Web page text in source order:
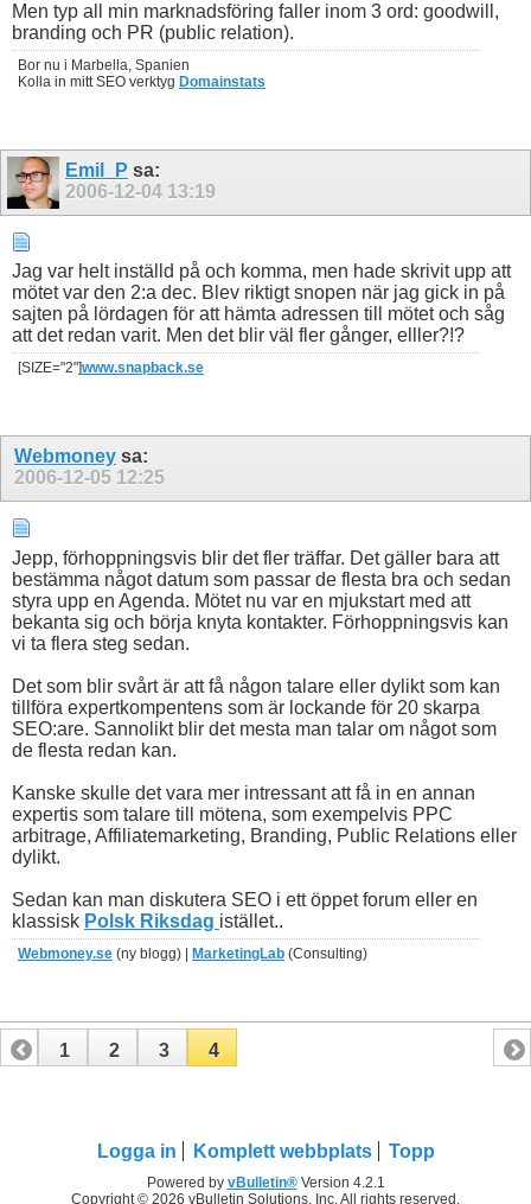
Men typ all min marknadsföring faller inom 3 ord: goodwill,
branding och PR (public relation).
Bor nu i Marbella, Spanien
Kolla in mitt SEO verktyg Domainstats
Emil_P sa:
2006-12-04 13:19
Jag var helt inställd på och komma, men hade skrivit upp att
mötet var den 2:a dec. Blev riktigt snopen när jag gick in på
sajten på lördagen för att hämta adressen till mötet och såg
att det redan varit. Men det blir väl fler gånger, elller?!?
[SIZE="2"]www.snapback.se
Webmoney sa:
2006-12-05 12:25
Jepp, förhoppningsvis blir det fler träffar. Det gäller bara att
bestämma något datum som passar de flesta bra och sedan
styra upp en Agenda. Mötet nu var en mjukstart med att
bekanta sig och börja knyta kontakter. Förhoppningsvis kan
vi ta flera steg sedan.
Det som blir svårt är att få någon talare eller dylikt som kan
tillföra expertkompentens som är lockande för 20 skarpa
SEO:are. Sannolikt blir det mesta man talar om något som
de flesta redan kan.
Kanske skulle det vara mer intressant att få in en annan
expertis som talare till mötena, som exempelvis PPC
arbitrage, Affiliatemarketing, Branding, Public Relations eller
dylikt.
Sedan kan man diskutera SEO i ett öppet forum eller en
klassisk Polsk Riksdag istället..
Webmoney.se (ny blogg) | MarketingLab (Consulting)
1 2 3 4
Logga in Komplett webbplats Topp
Powered by vBulletin®Version 4.2.1
Copyright © 2026 vBulletin Solutions, Inc. All rights reserved.